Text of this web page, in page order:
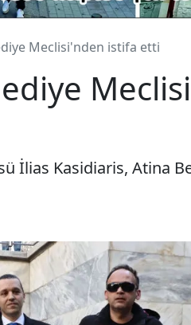
Meclisi'nden istifa etti
İlias Kasidiaris, Atina